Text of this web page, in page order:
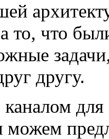
то, что
другу.
каналом
можем